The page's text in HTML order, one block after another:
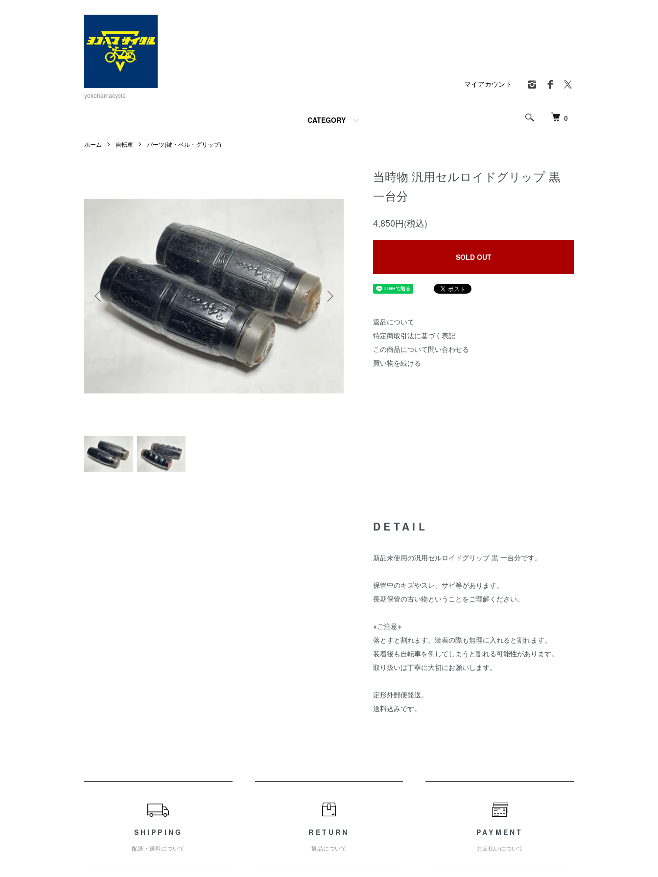
yokohamacycle
0
CATEGORY
マイアカウント
ホーム 自転車 パーツ(鍵・ベル・グリップ)
当時物 汎用セルロイドグリップ 黒
一台分
4,850円(税込)
SOLD OUT
返品について
特定商取引法に基づく表記
この商品について問い合わせる
買い物を続ける
DETAIL
新品未使用の汎用セルロイドグリップ 黒 一台分です。
保管中のキズやスレ、サビ等があります。
長期保管の古い物ということをご理解ください。
※ご注意※
落とすと割れます。装着の際も無理に入れると割れます。
装着後も自転車を倒してしまうと割れる可能性があります。
取り扱いは丁寧に大切にお願いします。
定形外郵便発送。
送料込みです。
SHIPPING
配送・送料について
RETURN
返品について
PAYMENT
お支払いについて